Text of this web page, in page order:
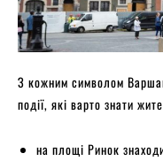
З кожним символом
події, які варто знати
на площі Ринок